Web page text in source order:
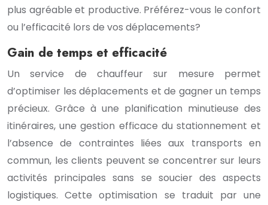
plus agréable et productive. Préférez-vous le confort
ou l’efficacité lors de vos déplacements?
Gain de temps et efficacité
Un service de chauffeur sur mesure permet
d’optimiser les déplacements et de gagner un temps
précieux. Grâce à une planification minutieuse des
itinéraires, une gestion efficace du stationnement et
l’absence de contraintes liées aux transports en
commun, les clients peuvent se concentrer sur leurs
activités principales sans se soucier des aspects
logistiques. Cette optimisation se traduit par une